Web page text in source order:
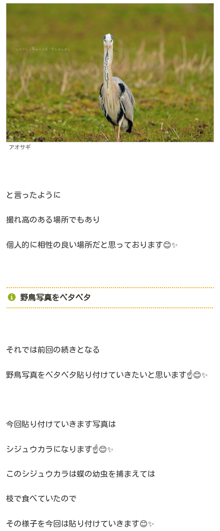
アオサギ
と言ったように
撮れ高のある場所でもあり
個人的に相性の良い場所だと思っております😊✨
野鳥写真をペタペタ
それでは前回の続きとなる
野鳥写真をペタペタ貼り付けていきたいと思います☝️😊✨
今回貼り付けていきます写真は
シジュウカラになります☝️😊✨
このシジュウカラは蝶の幼虫を捕まえては
枝で食べていたので
その様子を今回は貼り付けていきます😊✨